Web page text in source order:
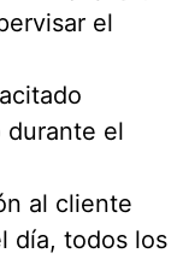
el
durante el
al cliente
día, todos los